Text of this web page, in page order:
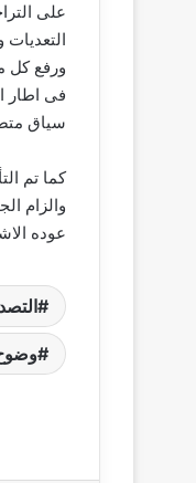
على
ورفع كل
فى اطار
سياق
كما تم
والزام
عوده